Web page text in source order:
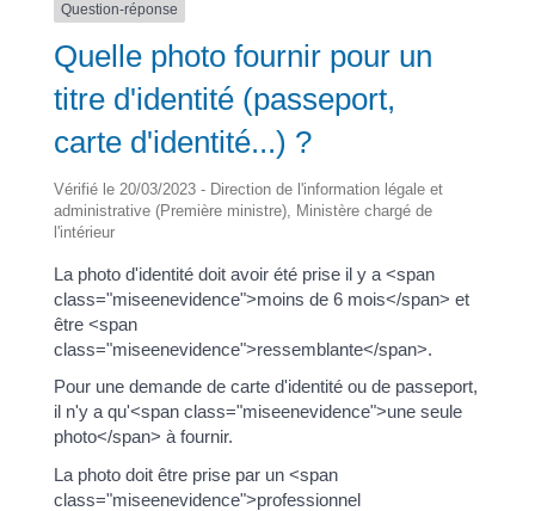
Question-réponse
Quelle photo fournir pour un
titre d'identité (passeport,
carte d'identité...) ?
Vérifié le 20/03/2023 - Direction de l'information légale et
administrative (Première ministre), Ministère chargé de
l'intérieur
La photo d'identité doit avoir été prise il y a <span
class="miseenevidence">moins de 6 mois</span> et
être <span
class="miseenevidence">ressemblante</span>.
Pour une demande de carte d'identité ou de passeport,
il n'y a qu'<span class="miseenevidence">une seule
photo</span> à fournir.
La photo doit être prise par un <span
class="miseenevidence">professionnel